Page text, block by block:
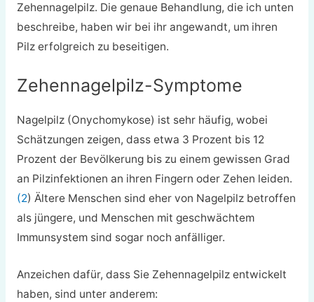
Zehennagelpilz. Die genaue Behandlung, die ich unten
beschreibe, haben wir bei ihr angewandt, um ihren
Pilz erfolgreich zu beseitigen.
Zehennagelpilz-Symptome
Nagelpilz (Onychomykose) ist sehr häufig, wobei
Schätzungen zeigen, dass etwa 3 Prozent bis 12
Prozent der Bevölkerung bis zu einem gewissen Grad
an Pilzinfektionen an ihren Fingern oder Zehen leiden.
(2) Ältere Menschen sind eher von Nagelpilz betroffen
als jüngere, und Menschen mit geschwächtem
Immunsystem sind sogar noch anfälliger.
Anzeichen dafür, dass Sie Zehennagelpilz entwickelt
haben, sind unter anderem: